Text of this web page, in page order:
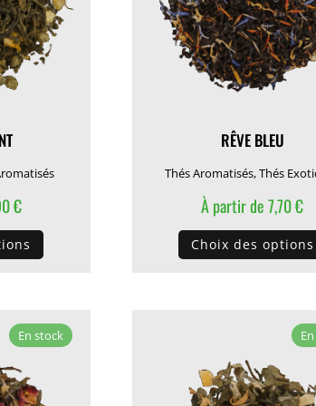
sur
la
page
€
Ce
produit
variations.
Les
RÊVE BLEU
Thés Aromatisés,Thés
À partir de7,70€
Choix des options
En stock